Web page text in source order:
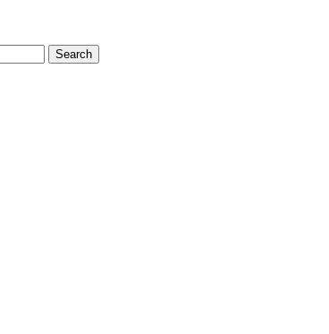
Search